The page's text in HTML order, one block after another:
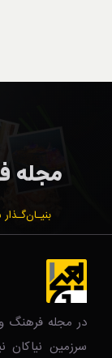
در مجله فرهنگ
سرزمین نیاکان